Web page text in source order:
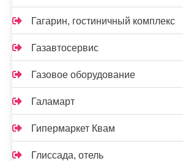
Гагарин, гостиничный комплекс
Газавтосервис
Газовое оборудование
Галамарт
Гипермаркет Квам
Глиссада, отель